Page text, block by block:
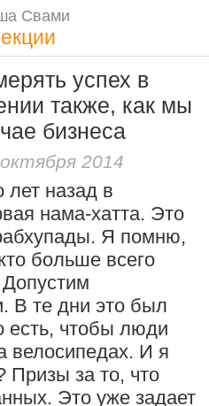
Популярные
более
плече
16 ноября 2008
Тамил Наду,
|1 октября 2008|
Япония
Свами
успех в
также, как мы
бизнеса
2014
назад в
нама-хатта. Это
Я помню,
больше всего
В те дни это был
есть, чтобы люди
велосипедах. И я
Призы за то, что
Это уже задает
яванов и
данные
2026
ачарьев
2026
в Васильево 2026
|Цитаты
|Подношения
|График|Лекции
|
|
| Дзен|RuTube